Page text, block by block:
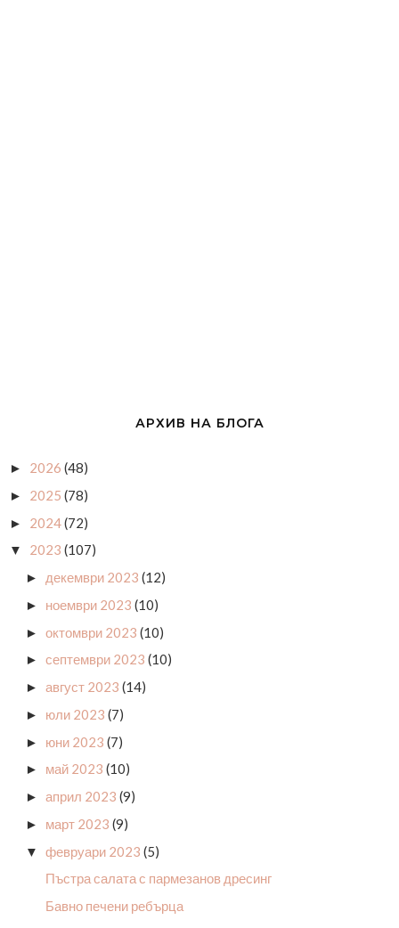
АРХИВ НА БЛОГА
► 2026 (48)
► 2025 (78)
► 2024(72)
▼ 2023 (107)
► декември 2023 (12)
► ноември 2023 (10)
► октомври 2023 (10)
► септември 2023 (10)
► август 2023 (14)
► юли 2023 (7)
► юни 2023 (7)
► май 2023 (10)
► април 2023 (9)
► март 2023 (9)
▼ февруари 2023 (5)
Пъстра салата с пармезанов дресинг
Бавно печени ребърца